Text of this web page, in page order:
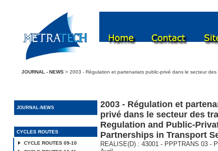
JOURNAL - NEWS > 2003 - Régulation et partenariats public-privé dans le secteur
JOURNAL-NEWS
CYCLES ROUTES
CYCLE ROUTES 09-10
2003 - Régulation et
privé dans le secteur des
Regulation and Public-
Partnerships in Transport
REALISE(D) : 43001 - PPPTRANS 03 -